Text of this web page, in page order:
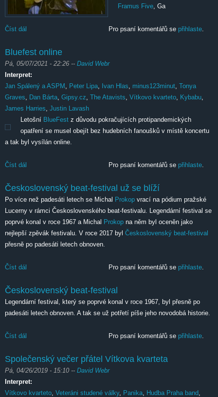
Framus Five , Ga
Číst dál Trutnoff Brnoon Open Air Festival - sobota
Pro psaní komentářů se přihlaste.
Bluefest online
Pá, 05/07/2021 - 22:26 -- David Webr
Interpret:
Jan Spálený a ASPM
Peter Lipa Ivan Hlas minus123minut Tonya
Graves
Dan Bárta Gipsy.cz The Atavists Vítkovo kvarteto Kybabu
James Harries Justin Lavash
Letošní BlueFest z důvodu pokračujících protipandemických
opatření se musel obejít bez hudebních fanoušků v místě koncertu
a tak byl vysílán online.
Číst dál Pro psaní komentářů se přihlaste.
Československý beat-festival už se blíží
Po více než padesáti letech se Michal Prokop vrací na pódium pražské
Lucerny v rámci Československého beat-festivalu. Legendární festival se
poprvé konal v roce 1967 a Michal Prokop na něm byl oceněn jako
nejlepší zpěvák festivalu. V roce 2017 byl Československý beat-festival
přesně po padesáti letech obnoven.
Číst dál Československý beat-festival už se blížíPro psaní komentářů se přihlaste.
Československý beat-festival
Legendární festival, který se poprvé konal v roce 1967, byl přesně po
padesáti letech obnoven. A tak se už potřetí píše jeho novodobá historie.
Číst dál Československý beat-festivalPro psaní komentářů se přihlaste.
Společenský večer přátel Vítkova kvarteta
Pá, 04/26/2019 - 15:10 -- David Webr
Interpret:
Vítkovo kvarteto Veteráni studené války, Panika Hudba Praha band